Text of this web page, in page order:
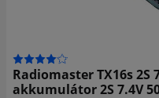
Radiomaster TX16s 2S
akkumulátor 2S 7.4V